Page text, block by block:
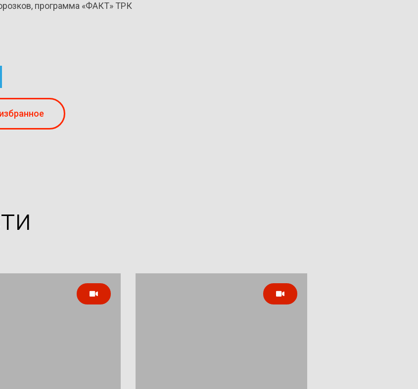
программа «ФАКТ» ТРК